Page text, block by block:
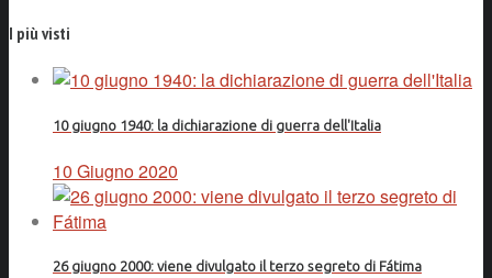
I più visti
10 giugno 1940: la dichiarazione di guerra dell'Italia
10 Giugno 2020
26 giugno 2000: viene divulgato il terzo segreto di Fátima